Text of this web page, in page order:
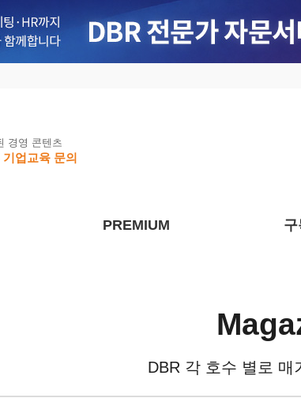
경영 콘텐츠
기업교육 문의
PREMIUM 구
DBR 각 호수 별로 매